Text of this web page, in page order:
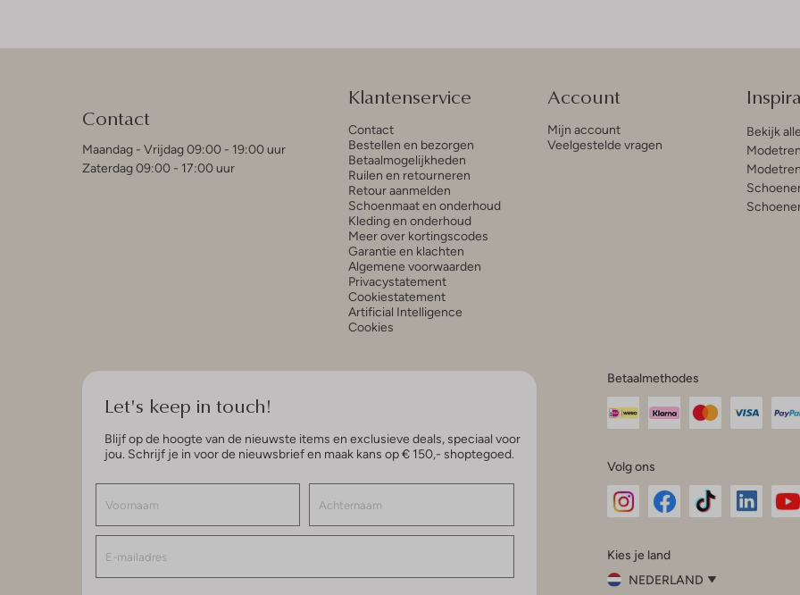
Contact
Maandag - Vrijdag 09:00 - 19:00 uur
Zaterdag 09:00 - 17:00 uur
Klantenservice
Contact
Bestellen en bezorgen
Betaalmogelijkheden
Ruilen en retourneren
Retour aanmelden
Schoenmaat en onderhoud
Kleding en onderhoud
Meer over kortingscodes
Garantie en klachten
Algemene voorwaarden
Privacystatement
Cookiestatement
Artificial Intelligence
Cookies
Account
Mijn account
Veelgestelde vragen
Bekijk
Let's keep in touch!
Blijf op de hoogte van de nieuwste items en exclusieve deals, speciaal voor
jou. Schrijf je in voor de nieuwsbrief en maak kans op € 150,- shoptegoed.
Betaalmethodes
Volg ons
InstagramFacebook
Kies je land
NEDERLAND